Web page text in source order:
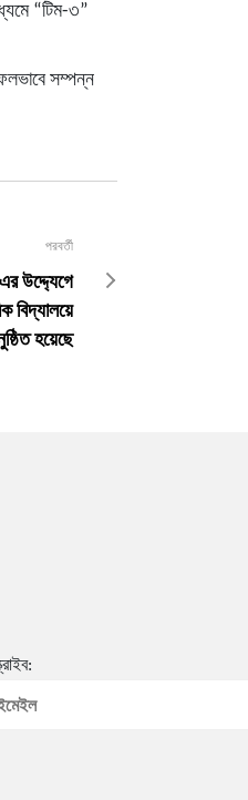
“টিম-৩”
সম্পন্ন
পরবর্তী
উদ্দ‍্যেগে
বিদ্যালয়ে
হয়েছে